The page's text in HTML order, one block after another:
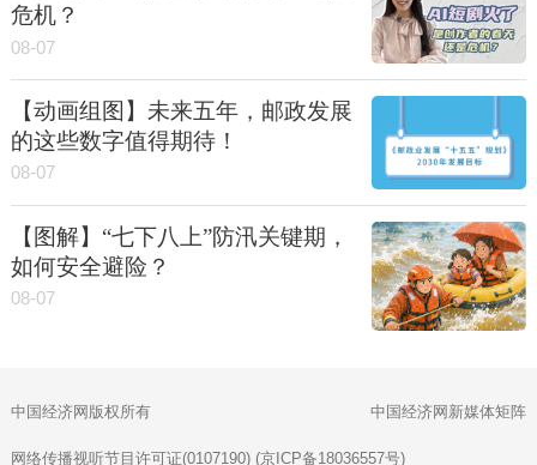
危机？
08-07
【动画组图】未来五年，邮政发展
的这些数字值得期待！
08-07
【图解】“七下八上”防汛关键期，
如何安全避险？
08-07
中国经济网版权所有 中国经济网新媒体矩阵
网络传播视听节目许可证(0107190) (京ICP备18036557号)